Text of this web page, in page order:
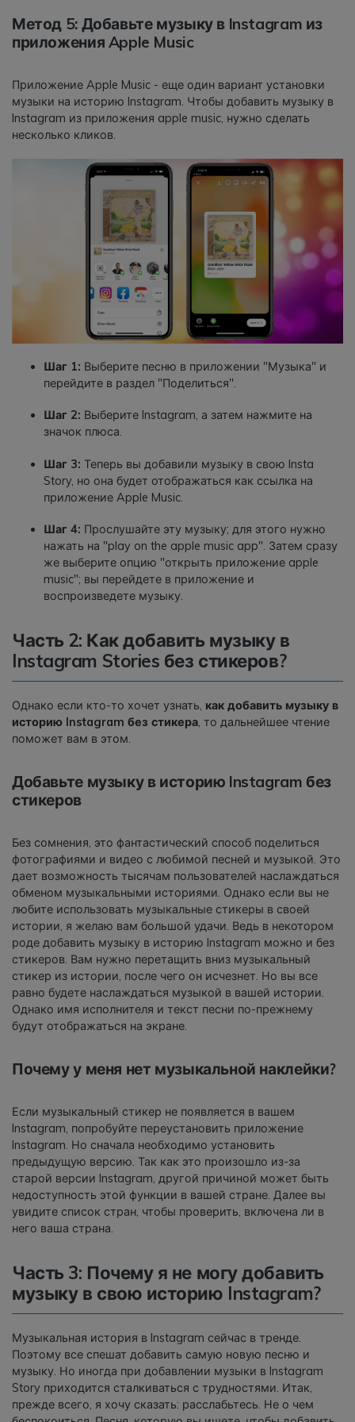
Метод 5: Добавьте музыку в Instagram из
приложения Apple Music
Приложение Apple Music - еще один вариант установки
музыки на историю Instagram. Чтобы добавить музыку в
Instagram из приложения apple music, нужно сделать
несколько кликов.
Шаг 1: Выберите песню в приложении "Музыка" и
перейдите в раздел "Поделиться".
Шаг 2: Выберите Instagram, а затем нажмите на
значок плюса.
Шаг 3: Теперь вы добавили музыку в свою Insta
Story, но она будет отображаться как ссылка на
приложение Apple Music.
Шаг 4: Прослушайте эту музыку; для этого нужно
нажать на "play on the apple music app". Затем сразу
же выберите опцию "открыть приложение apple
music"; вы перейдете в приложение и
воспроизведете музыку.
Часть 2: Как добавить музыку в
Instagram Stories без стикеров?
Однако если кто-то хочет узнать, как добавить музыку в
историю Instagram без стикера, то дальнейшее чтение
поможет вам в этом.
Добавьте музыку в историю Instagram без
стикеров
Без сомнения, это фантастический способ поделиться
фотографиями и видео с любимой песней и музыкой. Это
дает возможность тысячам пользователей наслаждаться
обменом музыкальными историями. Однако если вы не
любите использовать музыкальные стикеры в своей
истории, я желаю вам большой удачи. Ведь в некотором
роде добавить музыку в историю Instagram можно и без
стикеров. Вам нужно перетащить вниз музыкальный
стикер из истории, после чего он исчезнет. Но вы все
равно будете наслаждаться музыкой в вашей истории.
Однако имя исполнителя и текст песни по-прежнему
будут отображаться на экране.
Почему у меня нет музыкальной наклейки?
Если музыкальный стикер не появляется в вашем
Instagram, попробуйте переустановить приложение
Instagram. Но сначала необходимо установить
предыдущую версию. Так как это произошло из-за
старой версии Instagram, другой причиной может быть
недоступность этой функции в вашей стране. Далее вы
увидите список стран, чтобы проверить, включена ли в
него ваша страна.
Часть 3: Почему я не могу добавить
музыку в свою историю Instagram?
Музыкальная история в Instagram сейчас в тренде.
Поэтому все спешат добавить самую новую песню и
музыку. Но иногда при добавлении музыки в Instagram
Story приходится сталкиваться с трудностями. Итак,
прежде всего, я хочу сказать: расслабьтесь. Не о чем